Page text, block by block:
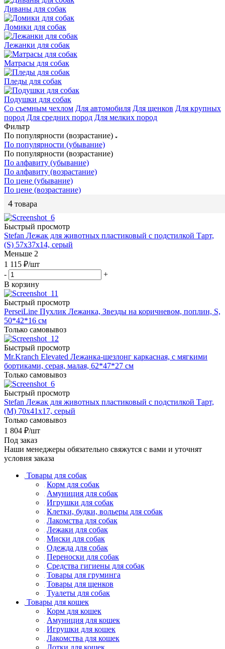
Диваны для собак
Домики для собак
Лежанки для собак
Матрасы для собак
Пледы для собак
Подушки для собак
Со съемным чехлом Для автомобиля Для щенков Для крупных
пород Для средних пород Для мелких пород
Фильтр
По популярности (возрастание)
По популярности (убывание)
По популярности (возрастание)
По алфавиту (убывание)
По алфавиту (возрастание)
По цене (убывание)
По цене (возрастание)
4 товара
Быстрый просмотр
Stefan Лежак для животных пластиковый с подстилкой Тарт,
(S) 57х37х14, серый
Меньше 2
1 115 ₽/шт
-
+
В корзину
Быстрый просмотр
PerseiLine Пухлик Лежанка, Звезды на коричневом, поплин, S,
50*42*16 см
Только самовывоз
Быстрый просмотр
Mr.Kranch Elevated Лежанка-шезлонг каркасная, с мягкими
бортиками, серая, малая, 62*47*27 см
Только самовывоз
Быстрый просмотр
Stefan Лежак для животных пластиковый с подстилкой Тарт,
(M) 70х41х17, серый
Только самовывоз
1 804 ₽/шт
Под заказ
Наши менеджеры обязательно свяжутся с вами и уточнят
условия заказа
Товары для собак
Корм для собак
Амуниция для собак
Игрушки для собак
Клетки, будки, вольеры для собак
Лакомства для собак
Лежаки для собак
Миски для собак
Одежда для собак
Переноски для собак
Средства гигиены для собак
Товары для груминга
Товары для щенков
Туалеты для собак
Товары для кошек
Корм для кошек
Амуниция для кошек
Игрушки для кошек
Лакомства для кошек
Лотки для кошек